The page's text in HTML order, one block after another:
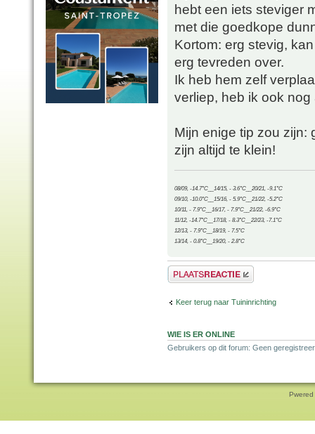
hebt een iets steviger
met die goedkope
Kortom: erg stevig,
erg tevreden over.
Ik heb hem zelf
verliep, heb ik ook
Mijn enige tip zou zijn:
zijn altijd te klein!
08/09, -14.7°C__14/15, - 3.6°C__20/21, -9.1°C
09/10, -10.0°C__15/16, - 5.9°C__21/22, -5.2°C
10/11, - 7.9°C__16/17, - 7.9°C__21/22, -6.9°C
11/12, -14.7°C__17/18, - 8.3°C__22/23, -7.1°C
12/13, - 7.9°C__18/19, - 7.5°C
13/14, - 0.8°C__19/20, - 2.8°C
Plaats een reactie
Keer terug naar Tuininrichting
WIE IS ER ONLINE
Gebruikers op dit forum: Geen